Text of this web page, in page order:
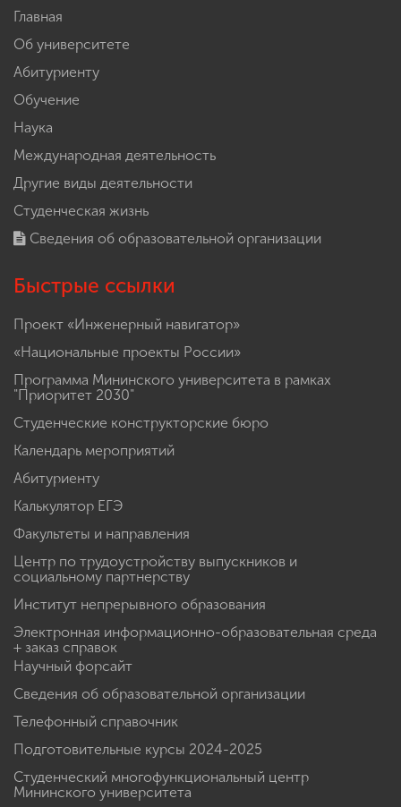
Главная
Об университете
Абитуриенту
Обучение
Наука
Международная деятельность
Другие виды деятельности
Студенческая жизнь
Сведения об образовательной организации
Быстрые ссылки
Проект «Инженерный навигатор»
«Национальные проекты России»
Программа Мининского университета в рамках
"Приоритет 2030"
Студенческие конструкторские бюро
Календарь мероприятий
Абитуриенту
Калькулятор ЕГЭ
Факультеты и направления
Центр по трудоустройству выпускников и
социальному партнерству
Институт непрерывного образования
Электронная информационно-образовательная среда
+ заказ справок
Научный форсайт
Сведения об образовательной организации
Телефонный справочник
Подготовительные курсы 2024-2025
Студенческий многофункциональный центр
Мининского университета